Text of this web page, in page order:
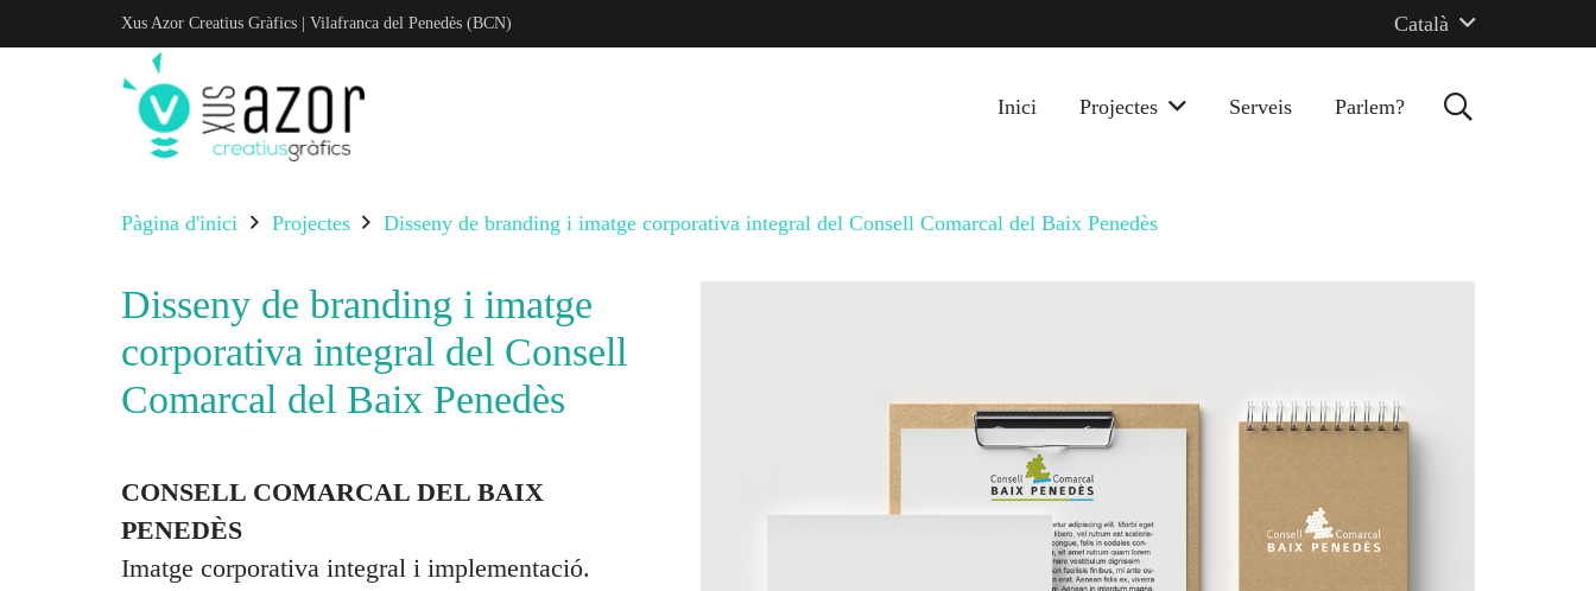
Xus Azor Creatius Gràfics | Vilafranca del Penedès (BCN) Català
Inici Projectes Serveis Parlem?
Pàgina d'inici Projectes Disseny de branding i imatge corporativa integral del Consell Comarcal del Baix Penedès
Disseny de branding i imatge
corporativa integral del Consell
Comarcal del Baix Penedès
CONSELL COMARCAL DEL BAIX
PENEDÈS
Imatge corporativa integral i implementació.